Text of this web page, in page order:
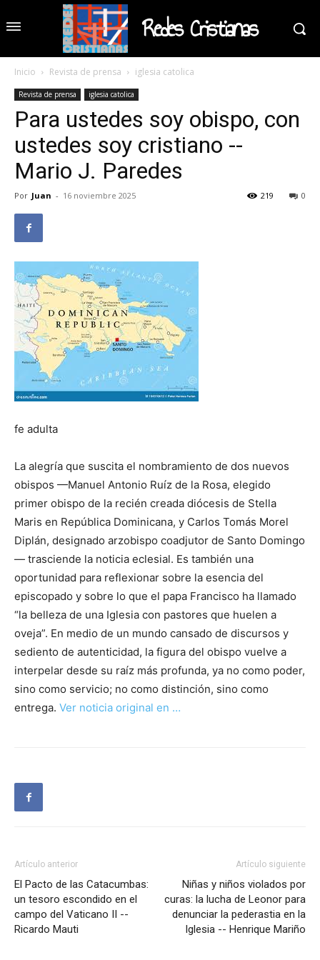
Redes Cristianas
Inicio Revista de prensa iglesia catolica
Revista de prensa iglesia catolica
Para ustedes soy obispo, con
ustedes soy cristiano --
Mario J. Paredes
Por Juan - 16 noviembre 2025 0
219
fe adulta
La alegría que suscita el nombramiento de dos nuevos
obispos —Manuel Antonio Ruíz de la Rosa, elegido
primer obispo de la recién creada diócesis de Stella
Maris en República Dominicana, y Carlos Tomás Morel
Diplán, designado arzobispo coadjutor de Santo Domingo
— trasciende la noticia eclesial. Es también una
oportunidad para reflexionar sobre la esencia del
episcopado y sobre lo que el papa Francisco ha llamado
“la belleza de una Iglesia con pastores que huelen a
oveja”. En medio de un mundo cansado de discursos y
sediento de autenticidad, la figura del obispo vuelve a
interpelar desde su raíz más profunda, ya no como poder,
sino como servicio; no como distinción, sino como
entrega. Ver noticia original en …
Artículo anterior
El Pacto de las Catacumbas:
un tesoro escondido en el
campo del Vaticano II --
Ricardo Mauti
Artículo siguiente
Niñas y niños violados por
curas: la lucha de Leonor para
denunciar la pederastia en la
Iglesia -- Henrique Mariño